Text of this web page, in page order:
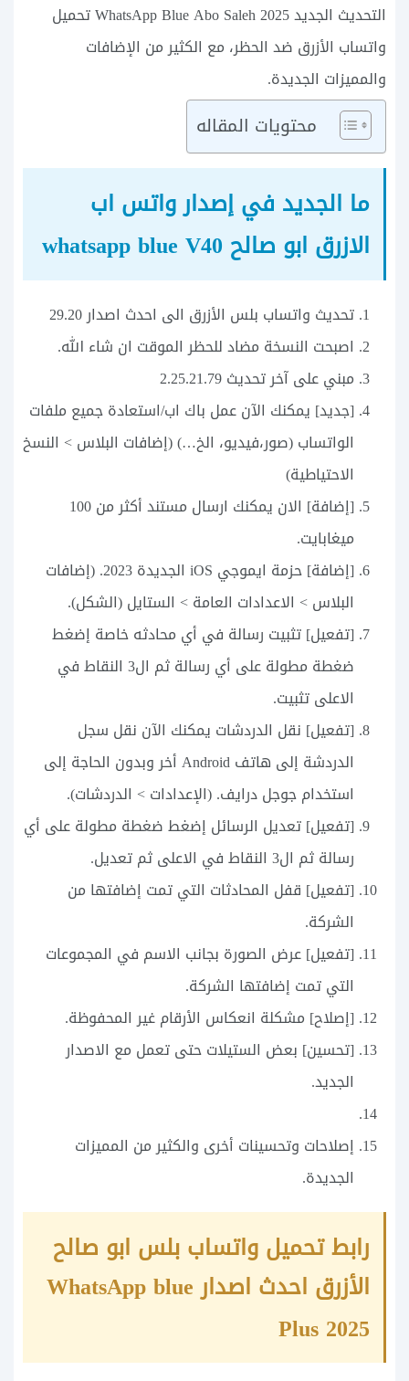
التحديث الجديد 2025 WhatsApp Blue Abo Saleh تحميل
واتساب الأزرق ضد الحظر، مع الكثير من الإضافات
والمميزات الجديدة.
محتويات المقاله
ما الجديد في إصدار واتس اب
الازرق ابو صالح whatsapp blue V40
تحديث واتساب بلس الأزرق الى احدث اصدار 29.20
اصبحت النسخة مضاد للحظر الموقت ان شاء الله.
مبني على آخر تحديث 2.25.21.79
[جديد] يمكنك الآن عمل باك اب/استعادة جميع ملفات
الواتساب (صور،فيديو، الخ…) (إضافات البلاس > النسخ
الاحتياطية)
[إضافة] الان يمكنك ارسال مستند أكثر من 100
ميغابايت.
[إضافة] حزمة ايموجي iOS الجديدة 2023. (إضافات
البلاس > الاعدادات العامة > الستايل (الشكل).
[تفعيل] تثبيت رسالة في أي محادثه خاصة إضغط
ضغطة مطولة على أي رسالة ثم ال3 النقاط في
الاعلى تثبيت.
[تفعيل] نقل الدردشات ‏يمكنك الآن نقل سجل
الدردشة إلى هاتف Android أخر وبدون الحاجة إلى
استخدام جوجل درايف. (الإعدادات > الدردشات).
[تفعيل] تعديل الرسائل إضغط ضغطة مطولة على أي
رسالة ثم ال3 النقاط في الاعلى ثم تعديل.
[تفعيل] قفل المحادثات التي تمت إضافتها من
الشركة.
[تفعيل] عرض الصورة بجانب الاسم في المجموعات
التي تمت إضافتها الشركة.
[إصلاح] مشكلة انعكاس الأرقام غير المحفوظة.
[تحسين] بعض الستيلات حتى تعمل مع الاصدار
الجديد.
إصلاحات وتحسينات أخرى والكثير من المميزات
الجديدة.
رابط تحميل واتساب بلس ابو صالح
الأزرق احدث اصدار WhatsApp blue
Plus 2025